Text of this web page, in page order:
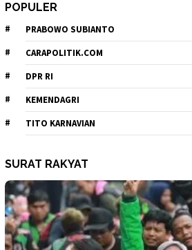
POPULER
PRABOWO SUBIANTO
CARAPOLITIK.COM
DPR RI
KEMENDAGRI
TITO KARNAVIAN
SURAT RAKYAT